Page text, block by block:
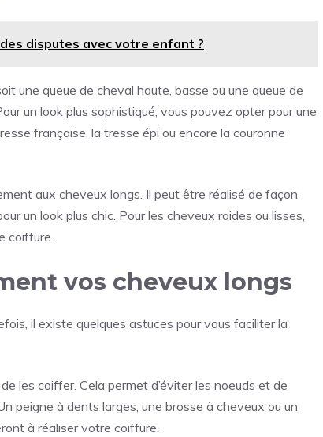
disputes avec votre enfant ?
une queue de cheval haute, basse ou une queue de
un look plus sophistiqué, vous pouvez opter pour une
française, la tresse épi ou encore la couronne
aux cheveux longs. Il peut être réalisé de façon
un look plus chic. Pour les cheveux raides ou lisses,
coiffure.
vos cheveux longs
il existe quelques astuces pour vous faciliter la
les coiffer. Cela permet d’éviter les noeuds et de
peigne à dents larges, une brosse à cheveux ou un
à réaliser votre coiffure.